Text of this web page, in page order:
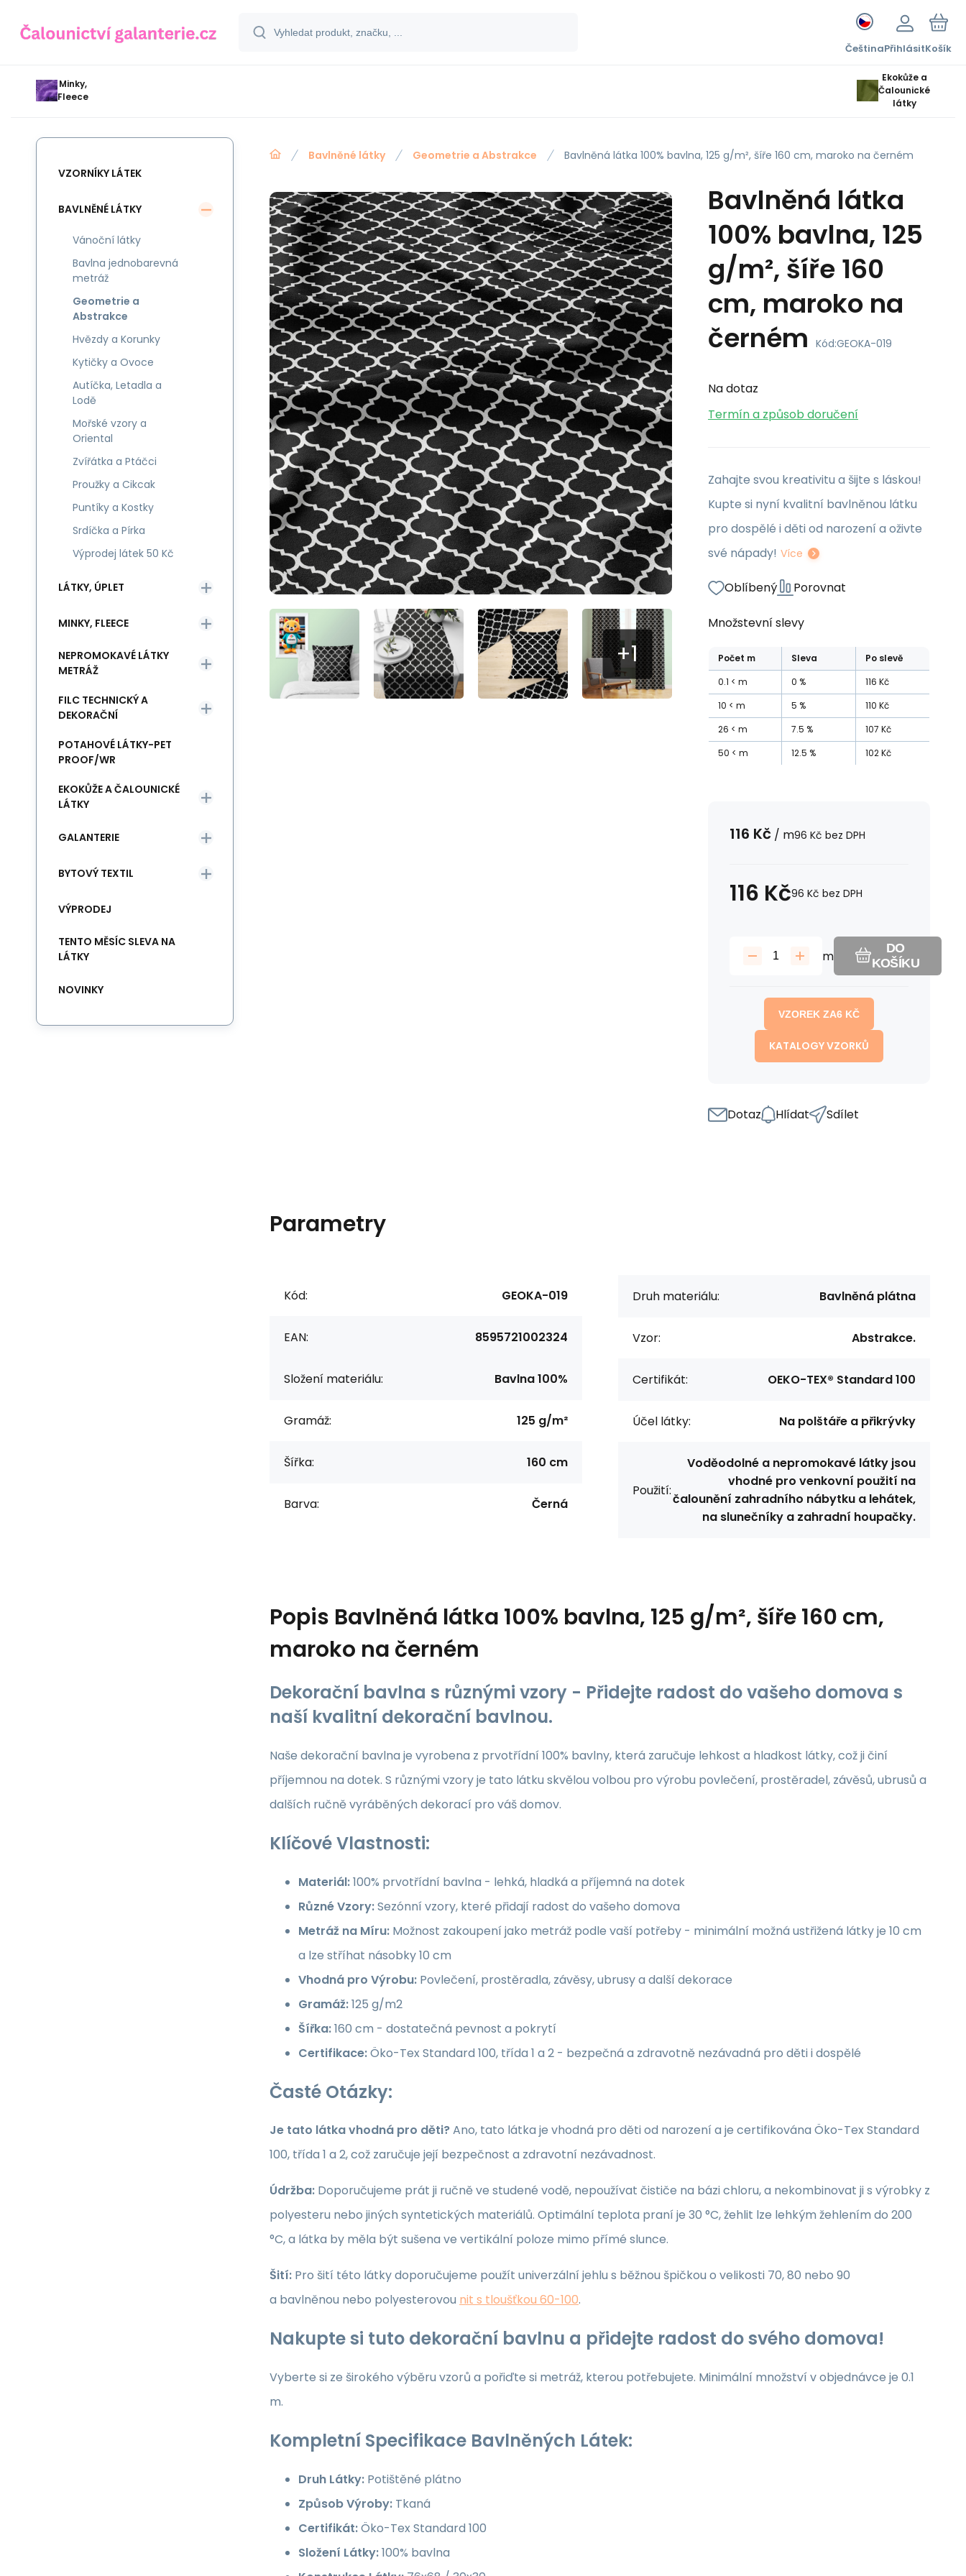
ČeštinaPřihlásitKošík
Minky,
Fleece
Ekokůže a
Čalounické
látky
Bavlněné látky Geometrie a Abstrakce Bavlněná látka 100% bavlna, 125 g/m², šíře 160 cm, maroko na černém
Bavlněná látka
100% bavlna, 125
g/m², šíře 160
cm, maroko na
černém Kód:GEOKA-019
Na dotaz
Termín a způsob doručení
Zahajte svou kreativitu a šijte s láskou!
Kupte si nyní kvalitní bavlněnou látku
pro dospělé i děti od narození a oživte
své nápady! Více
Oblíbený Porovnat
Množstevní slevy
Počet m Sleva
Po slevě
0.1
m 0 % 116 Kč
10
m 5 % 110 Kč
26
m 7.5 % 107 Kč
50
m 12.5 % 102Kč
116 Kč / m96 Kč bez DPH
116 Kč96 Kč bez DPH
m
DO
KOŠÍKU
VZOREK ZA6 KČ
KATALOGY VZORKŮ
Dotaz Hlídat Sdílet
Parametry
Kód: GEOKA-019
EAN: 8595721002324
Složení materiálu: Bavlna 100%
Gramáž: 125 g/m²
Šířka: 160 cm
Barva: Černá
Druh materiálu: Bavlněná plátna
Vzor: Abstrakce.
Certifikát: OEKO-TEX® Standard 100
Účel látky: Na polštáře a přikrývky
Použití:
Voděodolné a nepromokavé látky jsou
vhodné pro venkovní použití na
čalounění zahradního nábytku a lehátek,
na slunečníky a zahradní houpačky.
Popis Bavlněná látka 100% bavlna, 125 g/m², šíře 160 cm,
maroko na černém
Dekorační bavlna s různými vzory - Přidejte radost do vašeho domova s
naší kvalitní dekorační bavlnou.
Naše dekorační bavlna je vyrobena z prvotřídní 100% bavlny, která zaručuje lehkost a hladkost látky, což ji činí
příjemnou na dotek. S různými vzory je tato látku skvělou volbou pro výrobu povlečení, prostěradel, závěsů, ubrusů a
dalších ručně vyráběných dekorací pro váš domov.
Klíčové Vlastnosti:
Materiál:100% prvotřídní bavlna - lehká, hladká a příjemná na dotek
Různé Vzory:Sezónní vzory, které přidají radost do vašeho domova
Metráž na Míru: Možnost zakoupení jako metráž podle vaší potřeby - minimální možná ustřižená látky je 10 cm
a lze stříhat násobky 10 cm
Vhodná pro Výrobu: Povlečení, prostěradla, závěsy, ubrusy a další dekorace
Gramáž:125 g/m2
Šířka:160 cm - dostatečná pevnost a pokrytí
Certifikace:Öko-Tex Standard 100, třída 1 a 2 - bezpečná a zdravotně nezávadná pro děti i dospělé
Časté Otázky:
Je tato látka vhodná pro děti?Ano, tato látka je vhodná pro děti od narození a je certifikována Öko-Tex Standard
100, třída 1 a 2, což zaručuje její bezpečnost a zdravotní nezávadnost.
Údržba: Doporučujeme prát ji ručně ve studené vodě, nepoužívat čističe na bázi chloru, a nekombinovat ji s výrobky z
polyesteru nebo jiných syntetických materiálů. Optimální teplota praní je 30 °C, žehlit lze lehkým žehlením do 200
°C, a látka by měla být sušena ve vertikální poloze mimo přímé slunce.
Šití: Pro šití této látky doporučujeme použít univerzální jehlu s běžnou špičkou o velikosti 70, 80 nebo 90
a bavlněnou nebo polyesterovou nit s tloušťkou 60-100.
Nakupte si tuto dekorační bavlnu a přidejte radost do svého domova!
Vyberte si ze širokého výběru vzorů a pořiďte si metráž, kterou potřebujete. Minimální množství v objednávce je 0.1
m.
Kompletní Specifikace Bavlněných Látek:
Druh Látky: Potištěné plátno
Způsob Výroby: Tkaná
Certifikát:Öko-Tex Standard 100
Složení Látky:100% bavlna
VZORNÍKY LÁTEK
BAVLNĚNÉ LÁTKY
Vánoční látky
Bavlna jednobarevná
metráž
Geometrie a
Abstrakce
Hvězdy a Korunky
Kytičky a Ovoce
Autíčka, Letadla a
Lodě
Mořské vzory a
Oriental
Zvířátka a Ptáčci
Proužky a Cikcak
Puntíky a Kostky
Srdíčka a Pírka
Výprodej látek 50 Kč
LÁTKY, ÚPLET
MINKY, FLEECE
NEPROMOKAVÉ LÁTKY
METRÁŽ
FILC TECHNICKÝ A
DEKORAČNÍ
POTAHOVÉ LÁTKY-PET
PROOF/WR
EKOKŮŽE A ČALOUNICKÉ
LÁTKY
GALANTERIE
BYTOVÝ TEXTIL
VÝPRODEJ
TENTO MĚSÍC SLEVA NA
LÁTKY
NOVINKY